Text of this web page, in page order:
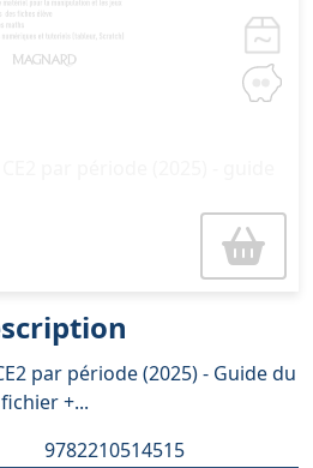
par période (2025) - Guide du
fichier +...
9782210514515